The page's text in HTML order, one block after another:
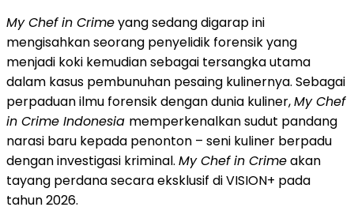
My Chef in Crimeyang sedang digarap ini
mengisahkan seorang penyelidik forensik yang
menjadi koki kemudian sebagai tersangka utama
dalam kasus pembunuhan pesaing kulinernya. Sebagai
perpaduan ilmu forensik dengan dunia kuliner,My Chef
in Crime Indonesia memperkenalkan sudut pandang
narasi baru kepada penonton – seni kuliner berpadu
dengan investigasi kriminal. My Chef in Crimeakan
tayang perdana secara eksklusif di VISION+ pada
tahun 2026.